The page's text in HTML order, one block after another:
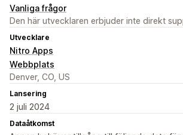
Vanliga frågor
Den här utvecklaren erbjuder inte direkt
Utvecklare
Nitro Apps
Webbplats
Denver, CO, US
Lansering
2 juli 2024
Dataåtkomst